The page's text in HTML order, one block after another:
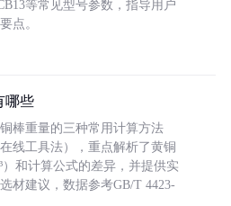
等常见型号参数，指导用户
点。
哪些
棒重量的三种常用计算方法
线工具法），重点解析了黄铜
）和计算公式的差异，并提供实
材建议，数据参考GB/T 4423-